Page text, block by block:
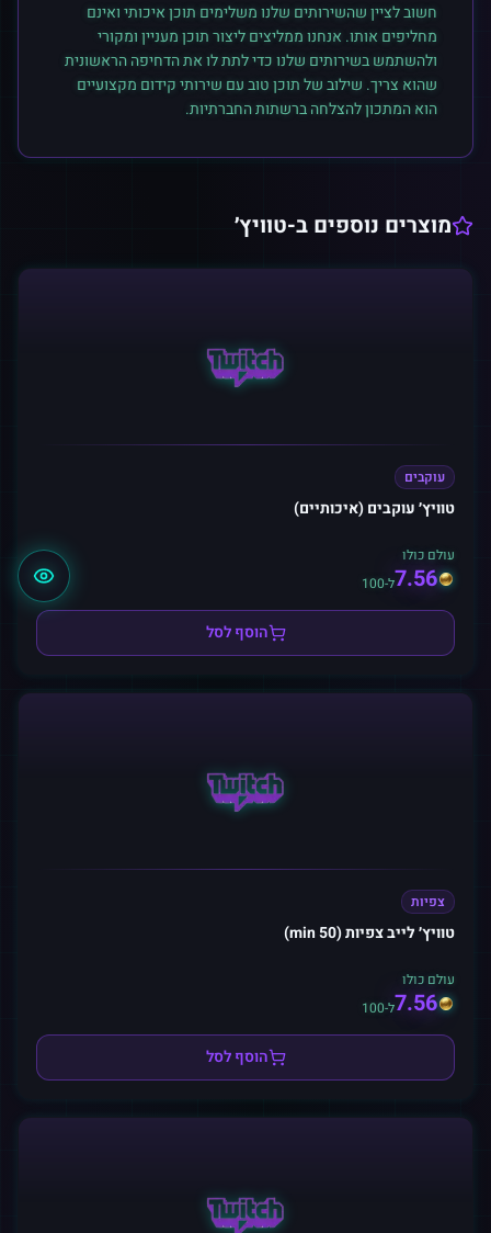
חשוב לציין שהשירותים שלנו משלימים תוכן איכותי ואינם
מחליפים אותו. אנחנו ממליצים ליצור תוכן מעניין ומקורי
ולהשתמש בשירותים שלנו כדי לתת לו את הדחיפה הראשונית
שהוא צריך. שילוב של תוכן טוב עם שירותי קידום מקצועיים
הוא המתכון להצלחה ברשתות החברתיות.
מוצרים נוספים ב-טוויץ׳
עוקבים
טוויץ׳ עוקבים (איכותיים)
עולם כולו
7.56ל-100
הוסף לסל
צפיות
טוויץ׳ לייב צפיות (50 min)
עולם כולו
7.56ל-100
הוסף לסל